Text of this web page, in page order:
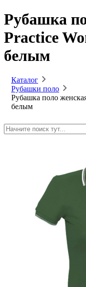
Рубашка
Practice
белым
Каталог
Рубашки поло
Рубашка поло
белым